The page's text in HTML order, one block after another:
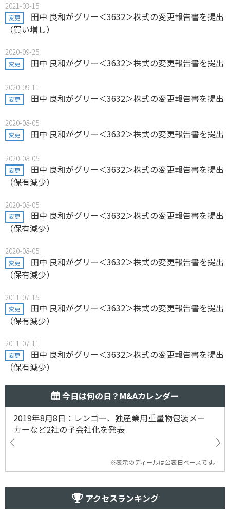
2021-03-15
変更
田中 良和がグリー＜3632＞株式の変更報告書を提出
（買い増し）
2020-09-25
変更 田中 良和がグリー＜3632＞株式の変更報告書を提出
2020-09-11
変更 田中 良和がグリー＜3632＞株式の変更報告書を提出
2020-08-05
変更 田中 良和がグリー＜3632＞株式の変更報告書を提出
2020-08-05
変更
田中 良和がグリー＜3632＞株式の変更報告書を提出
（保有減少）
2020-08-05
変更
田中 良和がグリー＜3632＞株式の変更報告書を提出
（保有減少）
2020-08-05
変更
田中 良和がグリー＜3632＞株式の変更報告書を提出
（保有減少）
2011-07-15
変更
田中 良和がグリー＜3632＞株式の変更報告書を提出
（保有減少）
2011-07-11
変更
田中 良和がグリー＜3632＞株式の変更報告書を提出
（保有減少）
今日は何の日？M&Aカレンダー
2019年8月8日：レンゴー、独産業用重量物包装メー
カーなど2社の子会社化を発表
※表示のディールは公表日ベースです。
アクセスランキング